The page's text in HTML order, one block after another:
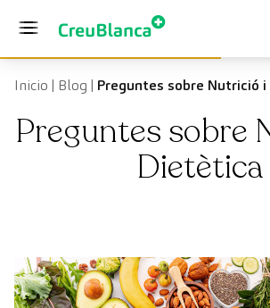
Inicio | Blog | Preguntes sobre Nutrició
Preguntes sobre
Dietètica